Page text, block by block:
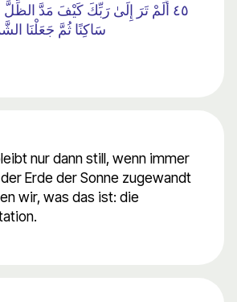
٤٥ أَلَمْ تَرَ إِلَىٰ رَبِّكَ كَيْفَ مَدَّ
سَاكِنًا ثُمَّ جَعَلْنَا
nur dann still, wenn immer
Erde der Sonne zugewandt
wir, was das ist: die